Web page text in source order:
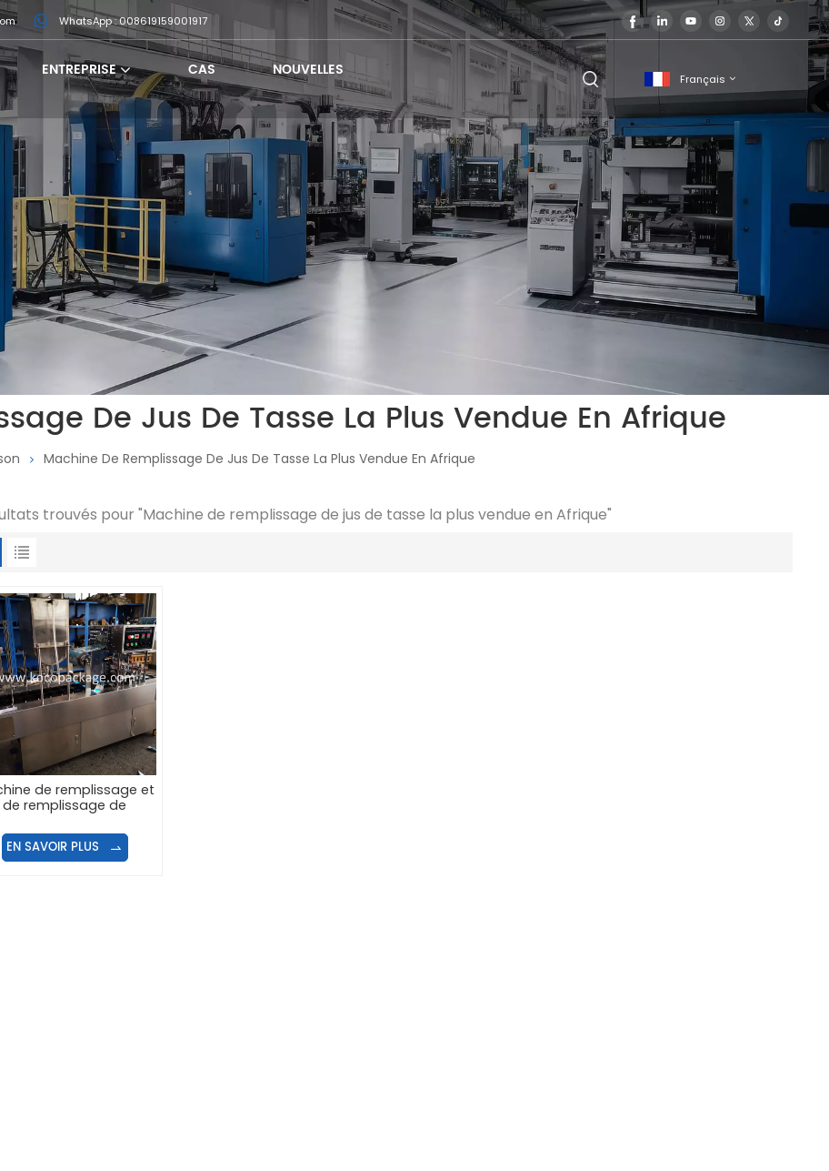
WhatsApp : 008619159001917
ENTREPRISE CAS
NOUVELLES
Français
English
français
De Jus De Tasse La Plus Vendue En Afrique
Machine De Remplissage De Jus De Tasse La Plus Vendue En Afrique
trouvés pour "Machine de remplissage de jus de tasse la plus vendue en Afrique"
de remplissage et
de remplissage de
à 2 rangées
EN SAVOIR PLUS